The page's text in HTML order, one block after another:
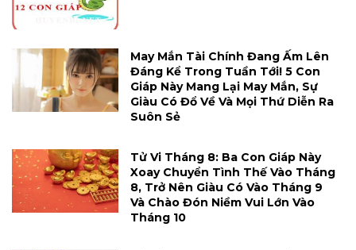
May Mắn Tài Chính Đang Ấm Lên
Đáng Kể Trong Tuần Tới! 5 Con
Giáp Này Mang Lại May Mắn, Sự
Giàu Có Đổ Về Và Mọi Thứ Diễn Ra
Suôn Sẻ
Tử Vi Tháng 8: Ba Con Giáp Này
Xoay Chuyển Tình Thế Vào Tháng
8, Trở Nên Giàu Có Vào Tháng 9
Và Chào Đón Niềm Vui Lớn Vào
Tháng 10